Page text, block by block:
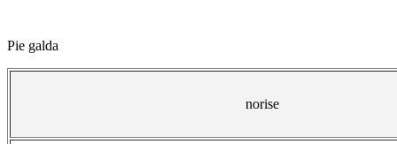
Pie galda
norise